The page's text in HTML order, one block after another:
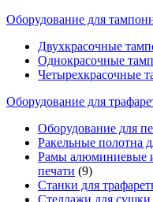
Оборудование для
Двухкрасочные
Однокрасочные
Четырехкрасочные
Оборудование для
Оборудование для
Ракельные полотна
Рамы алюминиевые и
печати (9)
Станки для
Стеллажи для сушки